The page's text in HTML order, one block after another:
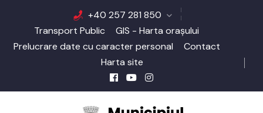
+40 257 281 850
Transport Public
GIS - Harta orașului
Prelucrare date cu caracter personal
Contact
Harta site